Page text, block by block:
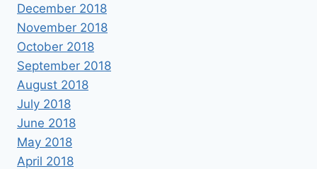
December 2018
November 2018
October 2018
September 2018
August 2018
July 2018
June 2018
May 2018
April 2018